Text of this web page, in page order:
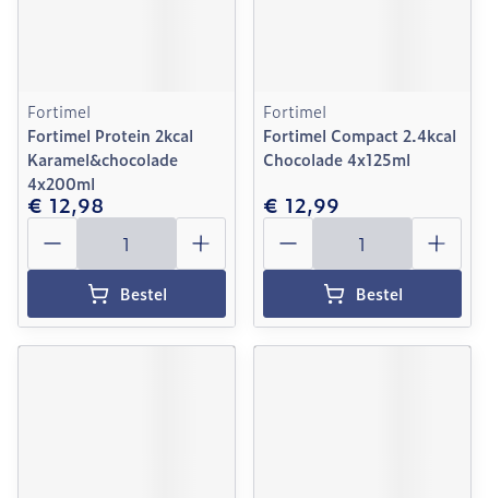
Fortimel
Fortimel Protein 2kcal
Karamel&chocolade
4x200ml
€ 12,98
Aantal
Bestel
Fortimel
Fortimel Compact 2.4kcal
Chocolade 4x125ml
€ 12,99
Aantal
Bestel